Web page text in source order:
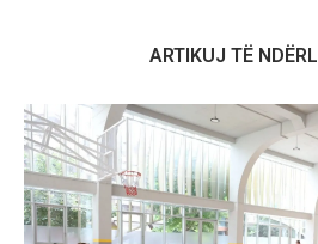
ARTIKUJ TË